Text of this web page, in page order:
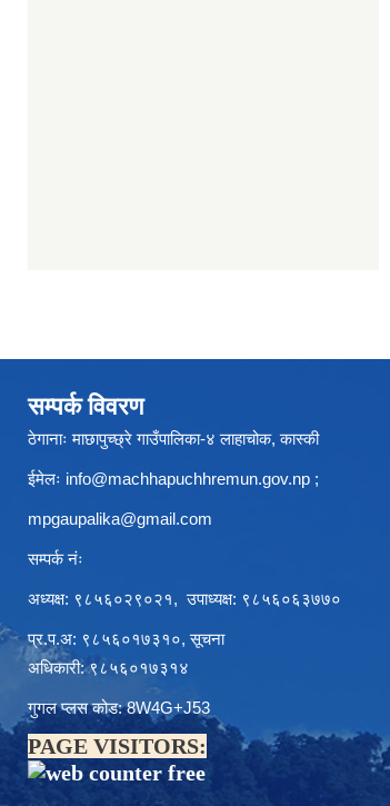
सम्पर्क विवरण
ठेगानाः माछापुच्छ्रे गाउँपालिका-४ लाहाचोक, कास्की
ईमेलः info@machhapuchhremun.gov.np ;
mpgaupalika@gmail.com
सम्पर्क नंः
अध्यक्ष: ९८५६०२९०२१, उपाध्यक्ष: ९८५६०६३७७०
प्र.प.अ: ९८५६०१७३१०, सूचना
अधिकारी: ९८५६०१७३१४
गुगल प्लस कोड: 8W4G+J53
PAGE VISITORS: